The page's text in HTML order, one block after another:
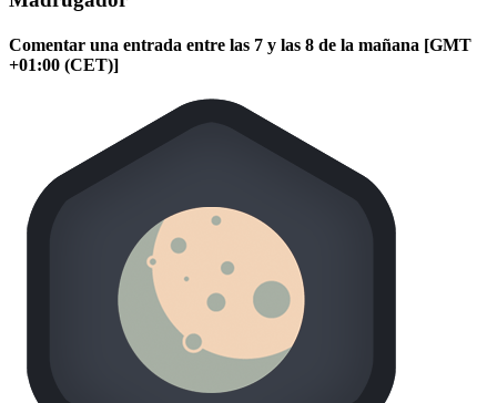
Comentar una entrada entre las 7 y las 8 de la mañana [GMT
+01:00 (CET)]